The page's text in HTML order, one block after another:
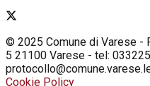
© 2025 Comune di Varese -
5 21100 Varese - tel:
Cookie Policy